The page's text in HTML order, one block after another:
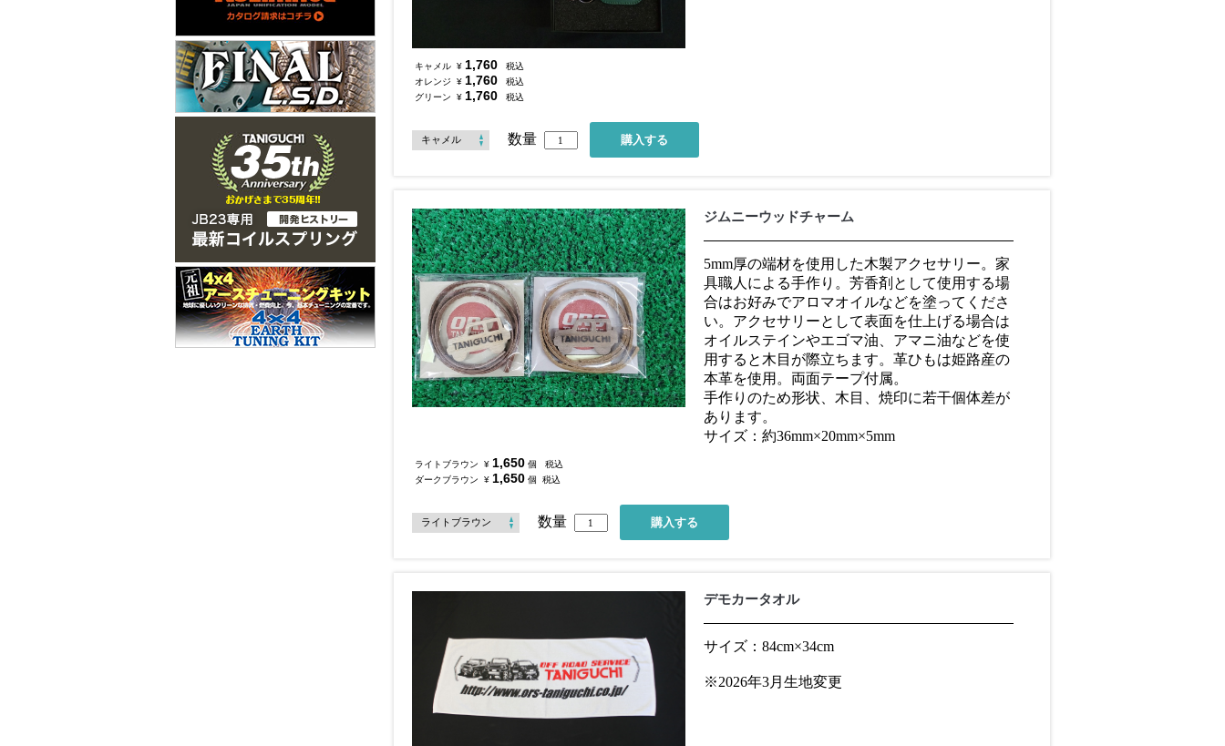
キャメル ¥ 1,760
税込
オレンジ
¥ 1,760
税込
グリーン
¥ 1,760 税込
数量
ジムニーウッドチャーム
5mm厚の端材を使用した木製アクセサリー。家
具職人による手作り。芳香剤として使用する場
合はお好みでアロマオイルなどを塗ってくださ
い。アクセサリーとして表面を仕上げる場合は
オイルステインやエゴマ油、アマニ油などを使
用すると木目が際立ちます。革ひもは姫路産の
本革を使用。両面テープ付属。
手作りのため形状、木目、焼印に若干個体差が
あります。
サイズ：約36mm×20mm×5mm
ライトブラウン ¥ 1,650 個
税込
ダークブラウン
¥ 1,650 個 税込
数量
デモカータオル
サイズ：84cm×34cm
※2026年3月生地変更